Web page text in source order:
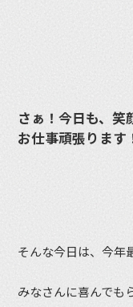
さぁ！今日も、笑
お仕事頑張ります
そんな今日は、今年
みなさんに喜んでも